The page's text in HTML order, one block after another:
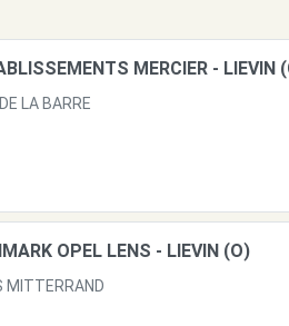
MERCIER - LIEVIN
LA BARRE
OPEL LENS - LIEVIN (O)
MITTERRAND